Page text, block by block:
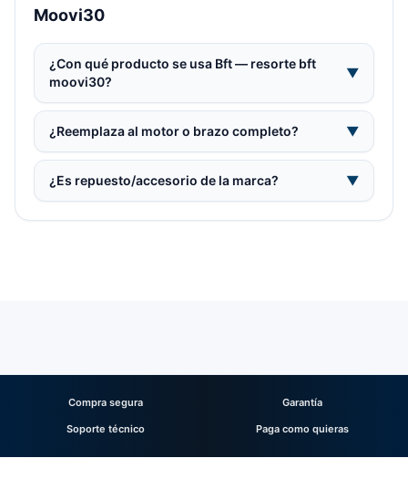
Moovi30
¿Con qué producto se usa Bft — resorte bft
moovi30?
▼
¿Reemplaza al motor o brazo completo? ▼
¿Es repuesto/accesorio de la marca? ▼
Compra segura Garantía
Soporte técnico Paga como quieras